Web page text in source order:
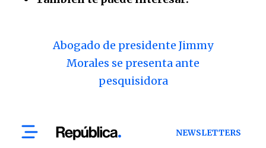
Abogado de presidente Jimmy
Morales se presenta ante
pesquisidora